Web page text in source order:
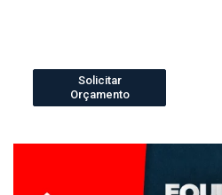
Solicitar
Orçamento